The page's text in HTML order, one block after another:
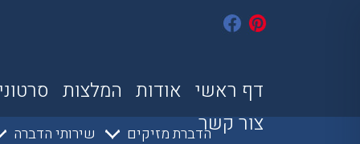
דף ראשי אודות המלצות
צור קשרהדברת מזיקים שירותי הדברה